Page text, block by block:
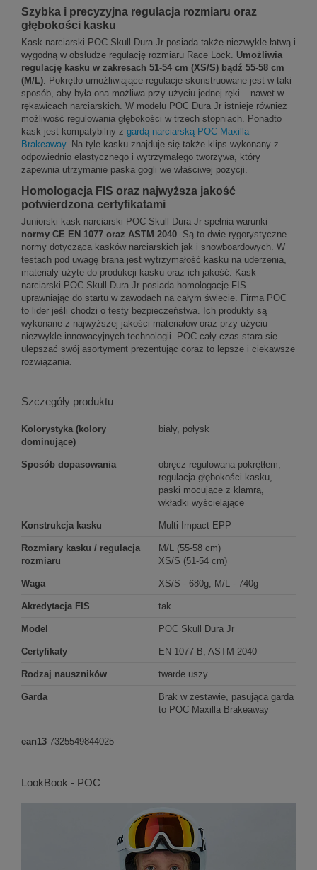
Szybka i precyzyjna regulacja rozmiaru oraz
głębokości kasku
Kask narciarski POC Skull Dura Jr posiada także niezwykle łatwą i
wygodną w obsłudze regulację rozmiaru Race Lock. Umożliwia
regulację kasku w zakresach 51-54 cm (XS/S) bądź 55-58 cm
(M/L). Pokrętło umożliwiające regulacje skonstruowane jest w taki
sposób, aby była ona możliwa przy użyciu jednej ręki – nawet w
rękawicach narciarskich. W modelu POC Dura Jr istnieje również
możliwość regulowania głębokości w trzech stopniach. Ponadto
kask jest kompatybilny z gardą narciarską POC Maxilla
Brakeaway. Na tyle kasku znajduje się także klips wykonany z
odpowiednio elastycznego i wytrzymałego tworzywa, który
zapewnia utrzymanie paska gogli we właściwej pozycji.
Homologacja FIS oraz najwyższa jakość
potwierdzona certyfikatami
Juniorski kask narciarski POC Skull Dura Jr spełnia warunki
normy CE EN 1077 oraz ASTM 2040. Są to dwie rygorystyczne
normy dotycząca kasków narciarskich jak i snowboardowych. W
testach pod uwagę brana jest wytrzymałość kasku na uderzenia,
materiały użyte do produkcji kasku oraz ich jakość. Kask
narciarski POC Skull Dura Jr posiada homologację FIS
uprawniając do startu w zawodach na całym świecie. Firma POC
to lider jeśli chodzi o testy bezpieczeństwa. Ich produkty są
wykonane z najwyższej jakości materiałów oraz przy użyciu
niezwykle innowacyjnych technologii. POC cały czas stara się
ulepszać swój asortyment prezentując coraz to lepsze i ciekawsze
rozwiązania.
Szczegóły produktu
Kolorystyka (kolory
dominujące)
biały, połysk
Sposób dopasowania
obręcz regulowana pokrętłem,
regulacja głębokości kasku,
paski mocujące z klamrą,
wkładki wyścielające
Konstrukcja kasku Multi-Impact EPP
Rozmiary kasku / regulacja
rozmiaru
M/L (55-58 cm)
XS/S (51-54 cm)
Waga XS/S - 680g, M/L - 740g
Akredytacja FIS tak
Model POC Skull Dura Jr
Certyfikaty EN 1077-B, ASTM 2040
Rodzaj nauszników twarde uszy
Garda
Brak w zestawie, pasująca garda
to POC Maxilla Brakeaway
ean13 7325549844025
LookBook - POC